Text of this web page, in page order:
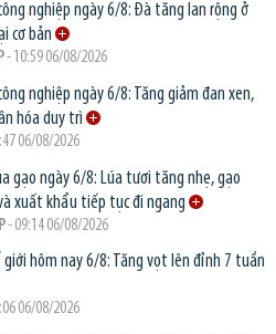
nghiệp ngày 6/8: Đà tăng lan rộng ở
cơ bản
- 10:59 06/08/2026
nghiệp ngày 6/8: Tăng giảm đan xen,
hóa duy trì
06/08/2026
gạo ngày 6/8: Lúa tươi tăng nhẹ, gạo
xuất khẩu tiếp tục đi ngang
- 09:14 06/08/2026
hôm nay 6/8: Tăng vọt lên đỉnh 7 tuần
06/08/2026